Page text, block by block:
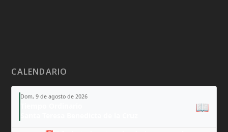
CALENDARIO
Dom, 9 de agosto de 2026
📖